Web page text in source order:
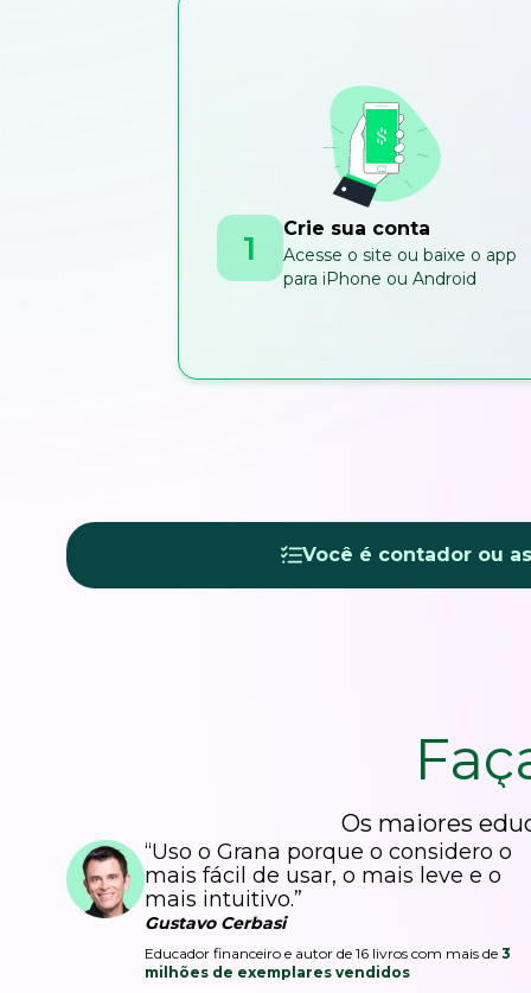
1 Crie sua conta
Acesse o site ou baixe o app
para iPhone ou Android
Você é contador ou
Os maiores
“Uso o Grana porque o considero o
mais fácil de usar, o mais leve e o
mais intuitivo.”
Gustavo Cerbasi
Educador financeiro e autor de 16 livros com mais de 3
milhões de exemplares vendidos